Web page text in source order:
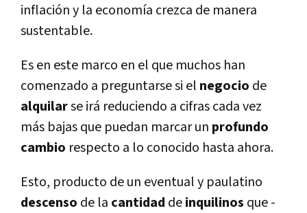
inflación y la economí­a crezca de manera
sustentable.
Es en este marco en el que muchos han
comenzado a preguntarse si el negocio de
alquilarse irá reduciendo a cifras cada vez
más bajas que puedan marcar un profundo
cambio respecto a lo conocido hasta ahora.
Esto, producto de un eventual y paulatino
descenso de la cantidad deinquilinos que -